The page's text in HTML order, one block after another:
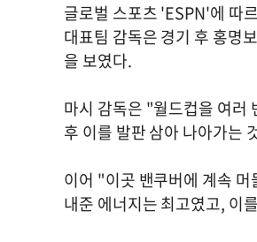
글로벌 스포츠 'ESPN'에 따
대표팀 감독은 경기 후 홍명
을 보였다.
마시 감독은 "월드컵을 여러
후 이를 발판 삼아 나아가는
이어 "이곳 밴쿠버에 계속
내준 에너지는 최고였고, 이